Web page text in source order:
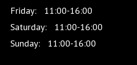
Friday:
11:00-16:00
Saturday:
11:00-16:00
Sunday:
11:00-16:00